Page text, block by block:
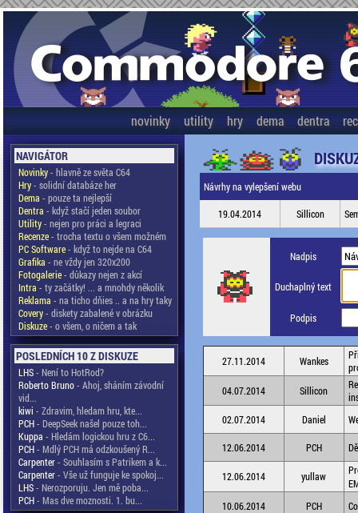
novinky utility hry dema dentra
NAVIGÁTOR
Novinky- hlavně ze světa C64
Hry- solidní databáze her
Dema - pouze ta nejlepší
Dentra - když stačí jeden soubor
Utility- nejen pro práci a legraci
Recenze- trocha textu o všem možném
PC Software- když to nejde na C64
Grafika - ne vždy jen 320x200
Fotogalerie- důkazy nejen z akcí
Intra - ty začátky! ... a mnohdy několik
Reklama - na ticho dňies .. a na hry taky
Covery- diskety zabalené v obrázku
Diskuze- o všem, o ničem a tak
POSLEDNÍCH 10 Z DISKUZE
LHS- Není to HotRod?
Roberto Bruno- Ahoj, sháním závodní
vid...
kiwi - Zdravim, hledam hru, kte...
PCH- DeepSeek našel pouze toh...
Kuppa - Hledám logickou hru z C6...
PCH- Mdlý PCH má odzkoušený R...
Carpenter- Souhlasím s Patrikem a k...
Carpenter- Vše už funguje ke spokoj...
LHS- Nerozporuju. Jen mě poba...
PCH- Mas dve moznosti. 1. bu...
Návrhy na vylepšení webu
19.04.2014 Sillicon
Nadpis
Duchaplný text
Podpis
27.11.2014 Wankes
04.07.2014
Sillicon
02.07.2014
Daniel
12.06.2014 PCH
12.06.2014 yullaw
10.06.2014
PCH